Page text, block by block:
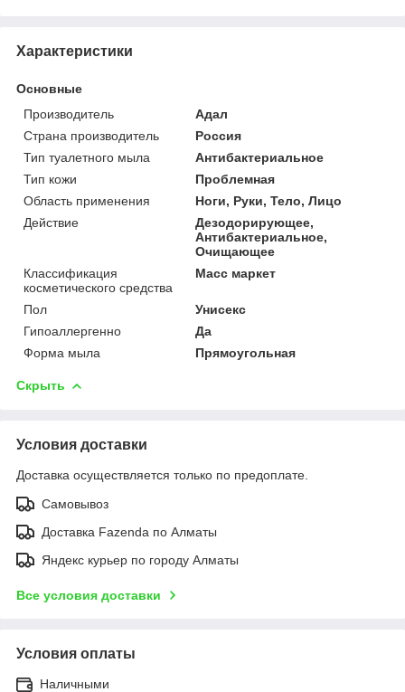
Характеристики
Основные
Производитель
Адал
Страна производитель
Россия
Тип туалетного мыла
Антибактериальное
Тип кожи
Проблемная
Область применения
Ноги, Руки, Тело, Лицо
Действие
Дезодорирующее,
Антибактериальное,
Очищающее
Классификация
косметического средства
Масс маркет
Пол
Унисекс
Гипоаллергенно
Да
Форма мыла
Прямоугольная
Скрыть
Условия доставки
Доставка осуществляется только по предоплате.
Самовывоз
Доставка Fazenda по Алматы
Яндекс курьер по городу Алматы
Все условия доставки
Условия оплаты
Наличными